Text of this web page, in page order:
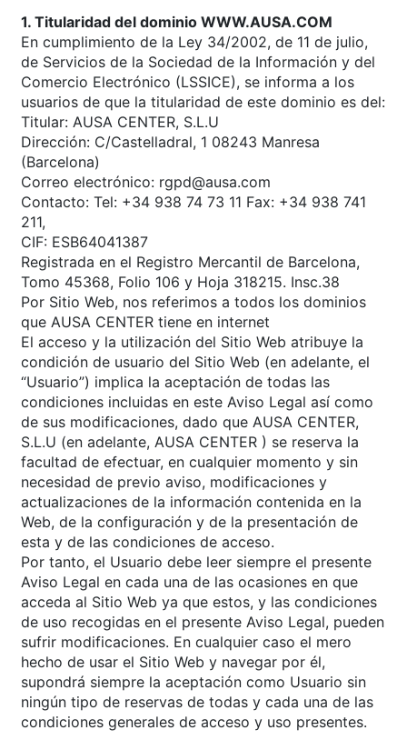
1. Titularidad del dominio WWW.AUSA.COM
En cumplimiento de la Ley 34/2002, de 11 de julio,
de Servicios de la Sociedad de la Información y del
Comercio Electrónico (LSSICE), se informa a los
usuarios de que la titularidad de este dominio es del:
Titular: AUSA CENTER, S.L.U
Dirección: C/Castelladral, 1 08243 Manresa
(Barcelona)
Correo electrónico: rgpd@ausa.com
Contacto: Tel: +34 938 74 73 11 Fax: +34 938 741
211,
CIF: ESB64041387
Registrada en el Registro Mercantil de Barcelona,
Tomo 45368, Folio 106 y Hoja 318215. Insc.38
Por Sitio Web, nos referimos a todos los dominios
que AUSA CENTER tiene en internet
El acceso y la utilización del Sitio Web atribuye la
condición de usuario del Sitio Web (en adelante, el
“Usuario”) implica la aceptación de todas las
condiciones incluidas en este Aviso Legal así como
de sus modificaciones, dado que AUSA CENTER,
S.L.U (en adelante, AUSA CENTER ) se reserva la
facultad de efectuar, en cualquier momento y sin
necesidad de previo aviso, modificaciones y
actualizaciones de la información contenida en la
Web, de la configuración y de la presentación de
esta y de las condiciones de acceso.
Por tanto, el Usuario debe leer siempre el presente
Aviso Legal en cada una de las ocasiones en que
acceda al Sitio Web ya que estos, y las condiciones
de uso recogidas en el presente Aviso Legal, pueden
sufrir modificaciones. En cualquier caso el mero
hecho de usar el Sitio Web y navegar por él,
supondrá siempre la aceptación como Usuario sin
ningún tipo de reservas de todas y cada una de las
condiciones generales de acceso y uso presentes.